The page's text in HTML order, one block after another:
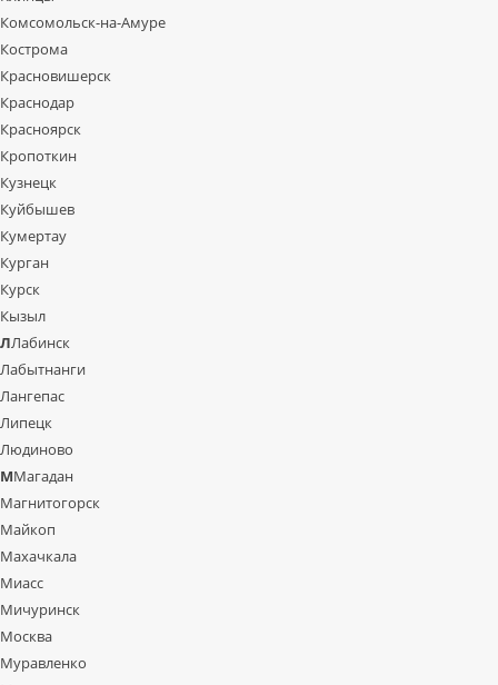
Комсомольск-на-Амуре
Кострома
Красновишерск
Краснодар
Красноярск
Кропоткин
Кузнецк
Куйбышев
Кумертау
Курган
Курск
Кызыл
ЛЛабинск
Лабытнанги
Лангепас
Липецк
Людиново
ММагадан
Магнитогорск
Майкоп
Махачкала
Миасс
Мичуринск
Москва
Муравленко